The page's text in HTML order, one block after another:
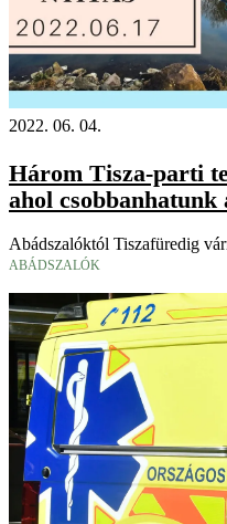
2022. 06. 04.
Három Tisza-parti
ahol csobbanhatunk
Abádszalóktól Tiszafüredig
ABÁDSZALÓK